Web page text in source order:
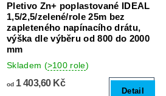
Pletivo Zn+ poplastované IDEAL
1,5/2,5/zelené/role 25m bez
zapleteného napínacího drátu,
výška dle výběru od 800 do 2000
mm
Skladem (>100 role)
od1 403,60 Kč
Detail